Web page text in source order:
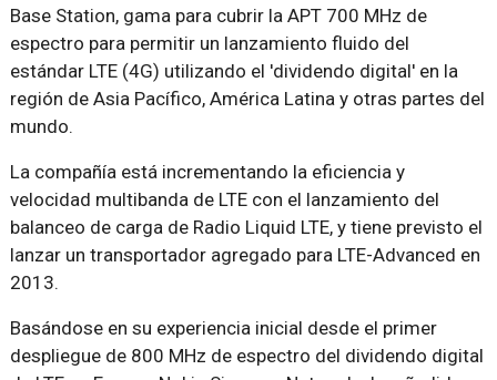
Base Station, gama para cubrir la APT 700 MHz de
espectro para permitir un lanzamiento fluido del
estándar LTE (4G) utilizando el 'dividendo digital' en la
región de Asia Pacífico, América Latina y otras partes del
mundo.
La compañía está incrementando la eficiencia y
velocidad multibanda de LTE con el lanzamiento del
balanceo de carga de Radio Liquid LTE, y tiene previsto el
lanzar un transportador agregado para LTE-Advanced en
2013.
Basándose en su experiencia inicial desde el primer
despliegue de 800 MHz de espectro del dividendo digital